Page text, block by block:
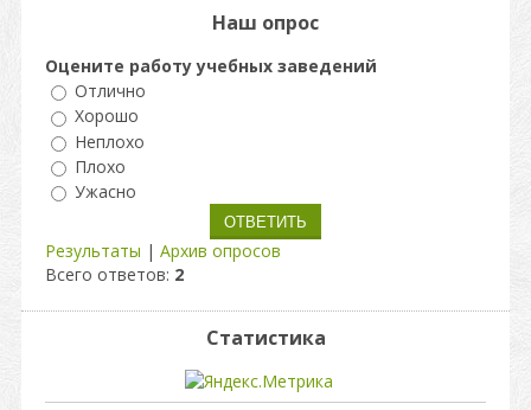
Наш опрос
Оцените работу учебных заведений
Отлично
Хорошо
Неплохо
Плохо
Ужасно
Результаты | Архив опросов
Всего ответов: 2
Статистика